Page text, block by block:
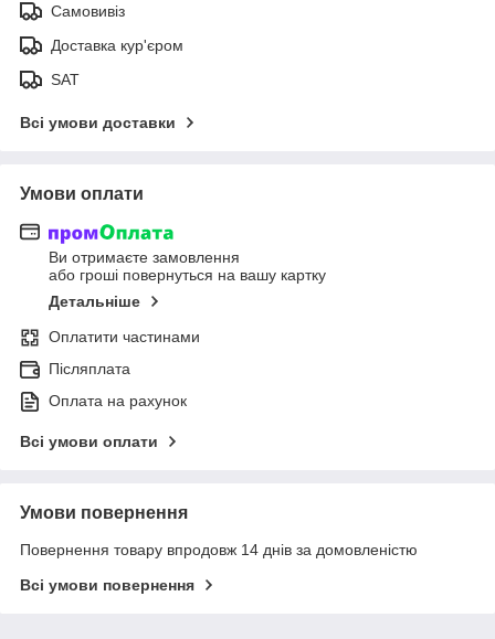
Самовивіз
Доставка кур'єром
SAT
Всі умови доставки
Умови оплати
Ви отримаєте замовлення
або гроші повернуться на вашу картку
Детальніше
Оплатити частинами
Післяплата
Оплата на рахунок
Всі умови оплати
Умови повернення
Повернення товару впродовж 14 днів за домовленістю
Всі умови повернення